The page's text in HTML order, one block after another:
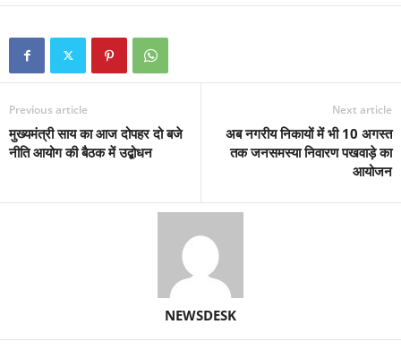
Previous article
मुख्यमंत्री साय का आज दोपहर दो बजे
नीति आयोग की बैठक में उद्बोधन
Next article
अब नगरीय निकायों में भी 10 अगस्त
तक जनसमस्या निवारण पखवाड़े का
आयोजन
NEWSDESK